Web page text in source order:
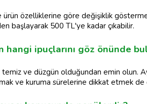
ürün özelliklerine göre değişiklik
başlayarak 500 TL'ye kadar çıkabilir.
ipuçlarını göz önünde
ve düzgün olduğundan emin olun.
ve kuruma sürelerine dikkat etmek de